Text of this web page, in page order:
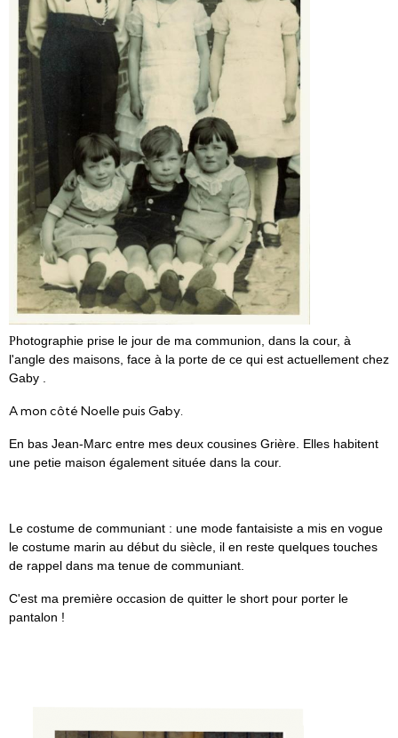
Photographie prise le jour de ma communion, dans la cour, à
l'angle des maisons, face à la porte de ce qui est actuellement chez
Gaby .
A mon côté Noelle puis Gaby.
En bas Jean-Marc entre mes deux cousines Grière. Elles habitent
une petie maison également située dans la cour.
Le costume de communiant : une mode fantaisiste a mis en vogue
le costume marin au début du siècle, il en reste quelques touches
de rappel dans ma tenue de communiant.
C'est ma première occasion de quitter le short pour porter le
pantalon !